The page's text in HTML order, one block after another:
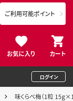
お気に入り カート
ご利用可能ポイント
ログイン
味くらべ梅（1粒